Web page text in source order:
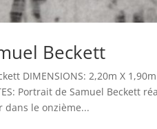
Beckett
DIMENSIONS: 2,20m X
Portrait de Samuel
le onzième...